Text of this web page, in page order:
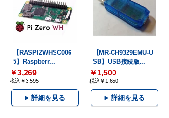
【RASPIZWHSC006
5】Raspberr...
￥3,269
税込￥3,595
詳細を見る
【MR-CH9329EMU-U
SB】USB接続版...
￥1,500
税込￥1,650
詳細を見る